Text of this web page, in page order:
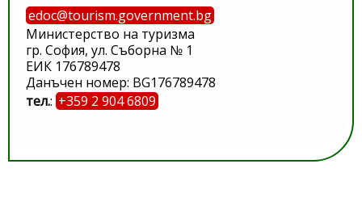
edoc@tourism.government.bg
Министерство на туризма
гр. София, ул. Съборна № 1
ЕИК 176789478
Данъчен номер: BG176789478
тел.: +359 2 904 6809